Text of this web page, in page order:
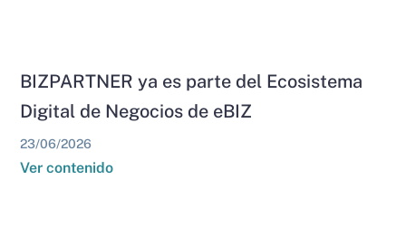
BIZPARTNER ya es parte del Ecosistema
Digital de Negocios de eBIZ
23/06/2026
Ver contenido